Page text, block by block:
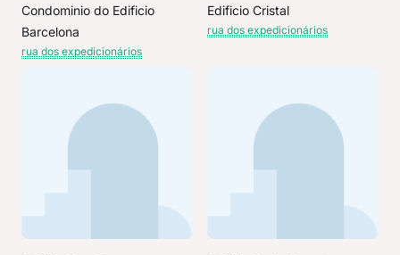
Condominio do Edificio
Barcelona
rua dos expedicionários
Edificio Cristal
rua dos expedicionários